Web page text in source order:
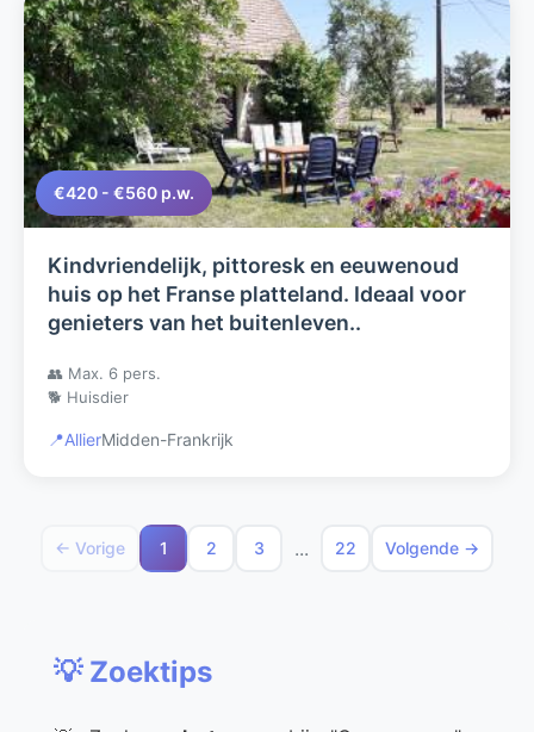
€420 - €560 p.w.
Kindvriendelijk, pittoresk en eeuwenoud
huis op het Franse platteland. Ideaal voor
genieters van het buitenleven..
👥 Max. 6 pers.
🐕 Huisdier
📍AllierMidden-Frankrijk
← Vorige 1 2 3 ... 22 Volgende →
💡 Zoektips